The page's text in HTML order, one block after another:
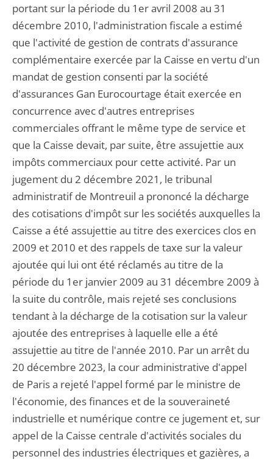
portant sur la période du 1er avril 2008 au 31
décembre 2010, l'administration fiscale a estimé
que l'activité de gestion de contrats d'assurance
complémentaire exercée par la Caisse en vertu d'un
mandat de gestion consenti par la société
d'assurances Gan Eurocourtage était exercée en
concurrence avec d'autres entreprises
commerciales offrant le même type de service et
que la Caisse devait, par suite, être assujettie aux
impôts commerciaux pour cette activité. Par un
jugement du 2 décembre 2021, le tribunal
administratif de Montreuil a prononcé la décharge
des cotisations d'impôt sur les sociétés auxquelles la
Caisse a été assujettie au titre des exercices clos en
2009 et 2010 et des rappels de taxe sur la valeur
ajoutée qui lui ont été réclamés au titre de la
période du 1er janvier 2009 au 31 décembre 2009 à
la suite du contrôle, mais rejeté ses conclusions
tendant à la décharge de la cotisation sur la valeur
ajoutée des entreprises à laquelle elle a été
assujettie au titre de l'année 2010. Par un arrêt du
20 décembre 2023, la cour administrative d'appel
de Paris a rejeté l'appel formé par le ministre de
l'économie, des finances et de la souveraineté
industrielle et numérique contre ce jugement et, sur
appel de la Caisse centrale d'activités sociales du
personnel des industries électriques et gazières, a